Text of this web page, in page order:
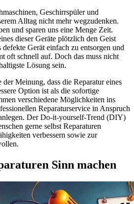
Geschirrspüler und
Alltag nicht mehr wegzudenken.
und sparen uns eine Menge Zeit.
dieser Geräte plötzlich den Geist
Gerät einfach zu entsorgen und
oft schnell auf. Doch das muss nicht
Lösung sein.
Meinung, dass die Reparatur eines
Option ist als die sofortige
verschiedene Möglichkeiten ins
Reparaturservice in Anspruch
Der Do-it-yourself-Trend (DIY)
gerne selbst Reparaturen
verbessern sowie zur
Sinn machen